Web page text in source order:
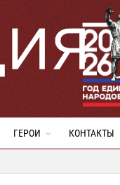
ГЕРОИ КОНТАКТЫ